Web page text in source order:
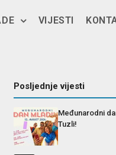
VIJESTI
Posljednje vijesti
Međunarodni
Tuzli!